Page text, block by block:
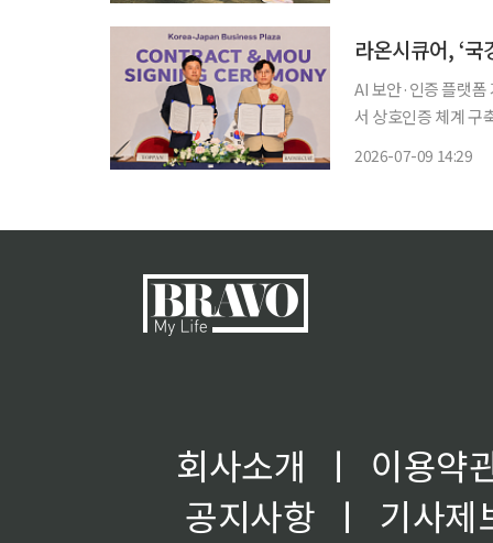
라온시큐어, ‘
AI 보안·인증 플랫폼
서 상호인증 체계 구
2026-07-09 14:29
회사소개 ㅣ
이용약
공지사항
ㅣ
기사제